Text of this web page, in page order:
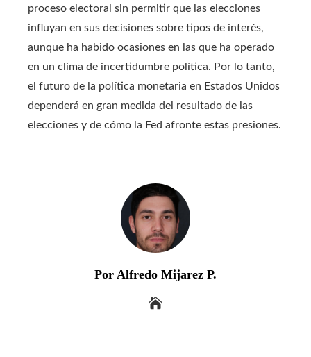
proceso electoral sin permitir que las elecciones
influyan en sus decisiones sobre tipos de interés,
aunque ha habido ocasiones en las que ha operado
en un clima de incertidumbre política. Por lo tanto,
el futuro de la política monetaria en Estados Unidos
dependerá en gran medida del resultado de las
elecciones y de cómo la Fed afronte estas presiones.
Por Alfredo Mijarez P.